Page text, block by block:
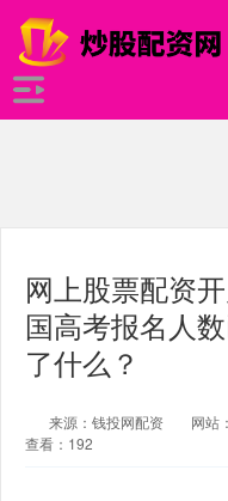
网上股票配资
国高考报名人
了什么？
来源：钱投网配资 网站
查看：192